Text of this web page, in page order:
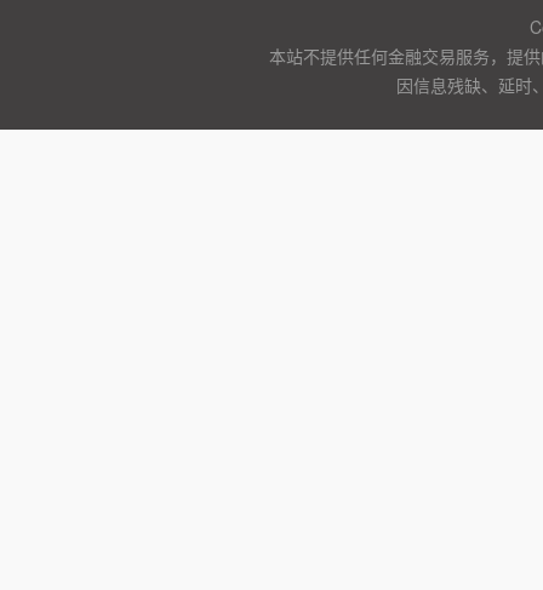
本站不提供任何金融交易服务，提
因信息残缺、延时